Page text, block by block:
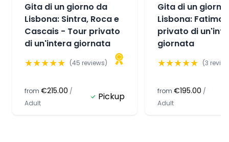
Gita di un giorno da
Lisbona: Sintra, Roca e
Cascais - Tour privato
di un'intera giornata
★★★★★ (45 reviews)
from €215.00 /
Adult
Pickup
Gita di un
Lisbona: Fatima
privato di
giornata
★★★★★ (3
from €195.00 /
Adult